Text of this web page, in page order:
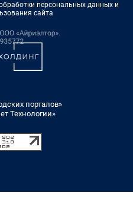
персональных данных и
сайта
порталов»
Технологии»